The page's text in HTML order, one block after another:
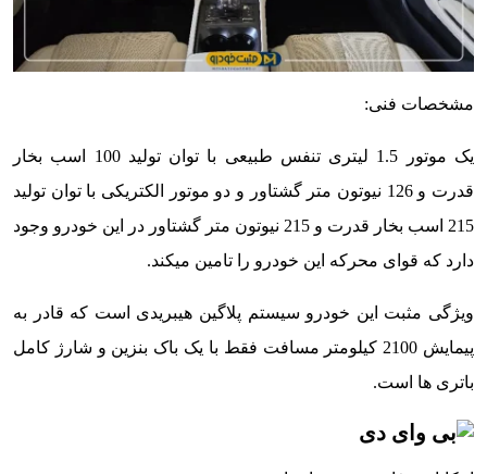
مشخصات فنی:
یک موتور 1.5 لیتری تنفس طبیعی با توان تولید 100 اسب بخار
قدرت و 126 نیوتون متر گشتاور و دو موتور الکتریکی با توان تولید
215 اسب بخار قدرت و 215 نیوتون متر گشتاور در این خودرو وجود
دارد که قوای محرکه این خودرو را تامین میکند.
ویژگی مثبت این خودرو سیستم پلاگین هیبریدی است که قادر به
پیمایش 2100 کیلومتر مسافت فقط با یک باک بنزین و شارژ کامل
باتری ها است.